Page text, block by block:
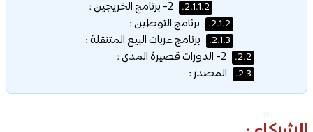
2.1.1.2.
2.1.2. برنامج التوطين :
2.1.3. برنامج عربات البيع المتنقلة :
2.2.
2.3. المصدر :